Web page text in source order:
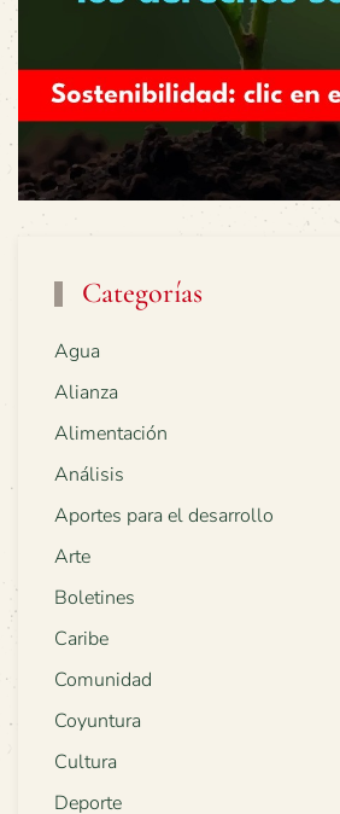
Categorías
Agua
Alianza
Alimentación
Análisis
Aportes para el desarrollo
Arte
Boletines
Caribe
Comunidad
Coyuntura
Cultura
Deporte